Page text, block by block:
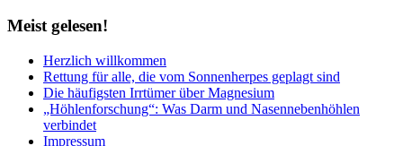
Meistgelesen!
Herzlich willkommen
Rettung für alle, die vom Sonnenherpes geplagt sind
Die häufigsten Irrtümer über Magnesium
„Höhlenforschung“: Was Darm und Nasennebenhöhlen
verbindet
Impressum